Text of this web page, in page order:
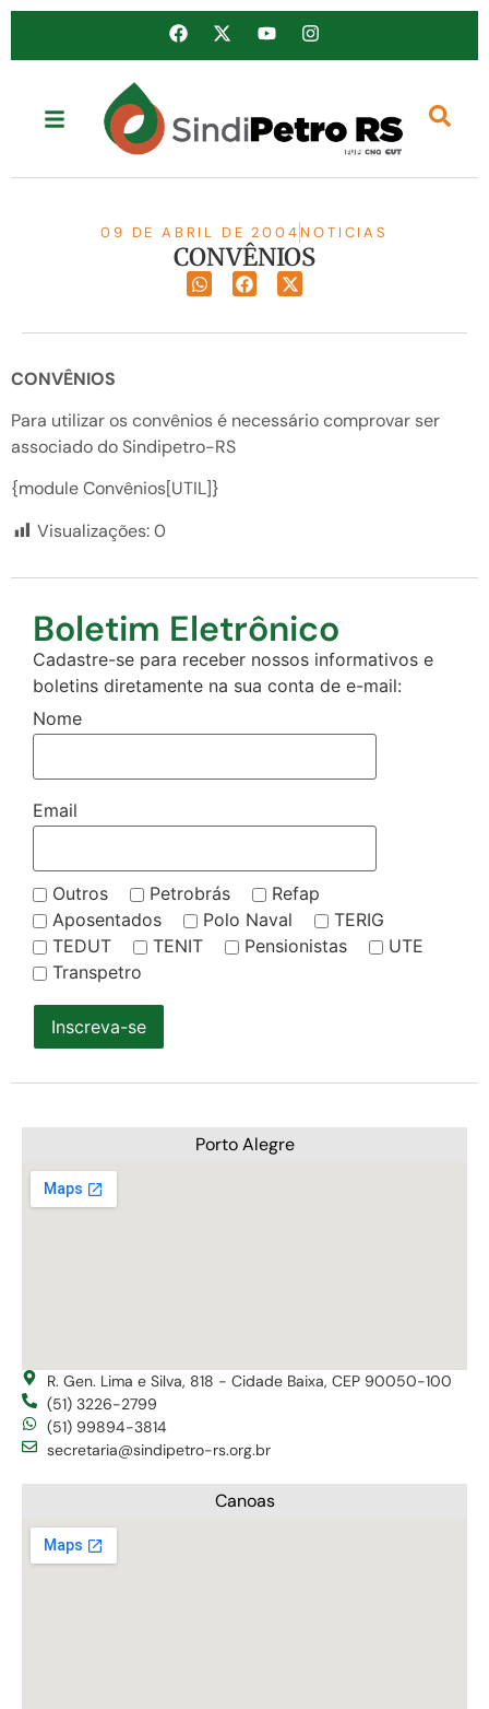
09 DE ABRIL DE 2004 NOTICIAS
CONVÊNIOS
CONVÊNIOS
Para utilizar os convênios é necessário comprovar ser
associado do Sindipetro-RS
{module Convênios[UTIL]}
Visualizações:0
Boletim Eletrônico
Cadastre-se para receber nossos informativos e
boletins diretamente na sua conta de e-mail:
Nome
Email
Outros Petrobrás
Refap
Aposentados
Polo Naval
TERIG
TEDUT
TENIT Pensionistas
UTE
Transpetro
Inscreva-se
Porto Alegre
R. Gen. Lima e Silva, 818 - Cidade Baixa, CEP 90050-100
(51) 3226-2799
(51) 99894-3814
secretaria@sindipetro-rs.org.br
Canoas